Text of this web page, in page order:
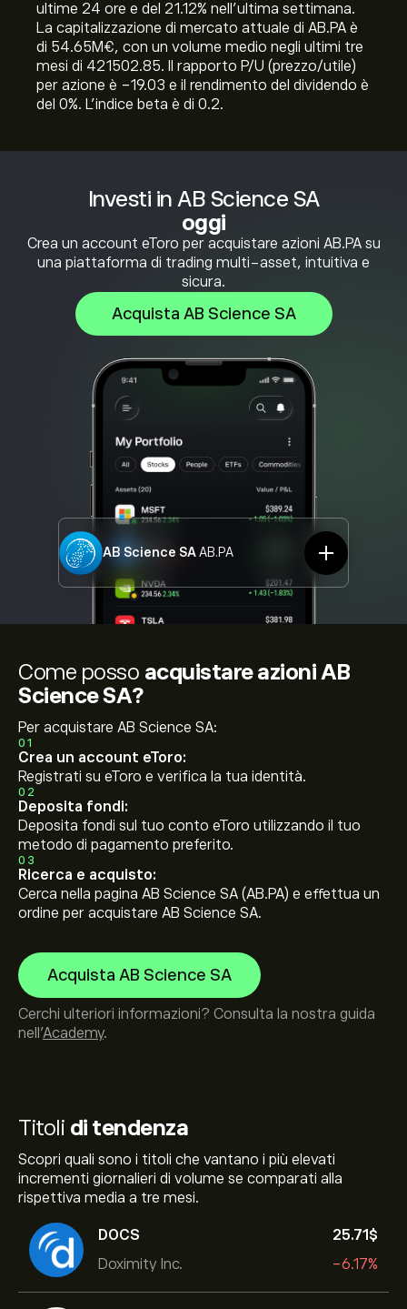
Investi in AB Science SA
oggi
Crea un account eToro per acquistare azioni AB.PA su
una piattaforma di trading multi-asset, intuitiva e
sicura.
Acquista AB Science SA
AB Science SAAB.PA
Titoli di tendenza
Scopri quali sono i titoli che vantano i più elevati
incrementi giornalieri di volume se comparati alla
rispettiva media a tre mesi.
DOCS
Doximity Inc.
25.71‎$‎
-6.17%
ultime 24 ore e del ‎21.12‎% nell'ultima settimana.
La capitalizzazione di mercato attuale di AB.PA è
di 54.65M‎€‎, con un volume medio negli ultimi tre
mesi di 421502.85. Il rapporto P/U (prezzo/utile)
per azione è -19.03 e il rendimento del dividendo è
del 0%. L'indice beta è di 0.2.
Come posso acquistare azioni AB
Science SA?
Per acquistare AB Science SA:
01
Crea un account eToro:
Registrati su eToro e verifica la tua identità.
02
Deposita fondi:
Deposita fondi sul tuo conto eToro utilizzando il tuo
metodo di pagamento preferito.
03
Ricerca e acquisto:
Cerca nella pagina AB Science SA (AB.PA) e effettua un
ordine per acquistare AB Science SA.
Acquista AB Science SA
Cerchi ulteriori informazioni? Consulta la nostra guida
nell’Academy.